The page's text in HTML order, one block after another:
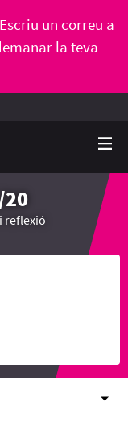
Escriu un correu a
la teva
20
reflexió